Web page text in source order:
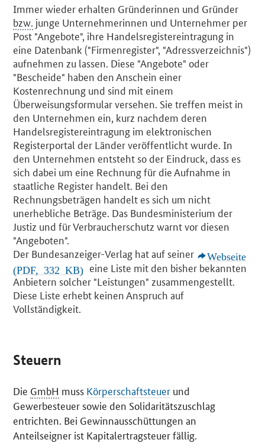
Immer wieder erhalten Gründerinnen und Gründer
bzw. junge Unternehmerinnen und Unternehmer per
Post "Angebote", ihre Handelsregistereintragung in
eine Datenbank ("Firmenregister", "Adressverzeichnis")
aufnehmen zu lassen. Diese "Angebote" oder
"Bescheide" haben den Anschein einer
Kostenrechnung und sind mit einem
Überweisungsformular versehen. Sie treffen meist in
den Unternehmen ein, kurz nachdem deren
Handelsregistereintragung im elektronischen
Registerportal der Länder veröffentlicht wurde. In
den Unternehmen entsteht so der Eindruck, dass es
sich dabei um eine Rechnung für die Aufnahme in
staatliche Register handelt. Bei den
Rechnungsbeträgen handelt es sich um nicht
unerhebliche Beträge. Das Bundesministerium der
Justiz und für Verbraucherschutz warnt vor diesen
"Angeboten".
Der Bundesanzeiger-Verlag hat auf seiner
Webseite
(PDF, 332 KB)
eine Liste mit den bisher bekannten
Anbietern solcher "Leistungen" zusammengestellt.
Diese Liste erhebt keinen Anspruch auf
Vollständigkeit.
Steuern
Die GmbH muss Körperschaftsteuer und
Gewerbesteuer sowie den Solidaritätszuschlag
entrichten. Bei Gewinnausschüttungen an
Anteilseigner ist Kapitalertragsteuer fällig.